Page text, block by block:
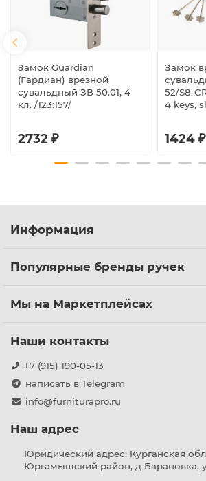
Замок Guardian
(Гардиан) врезной
сувальдный ЗВ 50.01, 4
кл. /123:157/
2732 ₽
Замок
52/S8-
4 keys,
1424 ₽
Информация
Популярные бренды ручек
Мы на Маркетплейсах
Наши контакты
+7 (915) 190-05-13
написать в Telegram
info@furniturapro.ru
Наш адрес
Юридический адрес: Курганская
Юргамышский район, д Барановка,